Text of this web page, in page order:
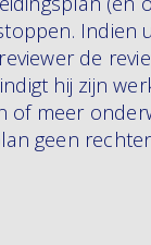
Indien
de
hij zijn
of meer
geen